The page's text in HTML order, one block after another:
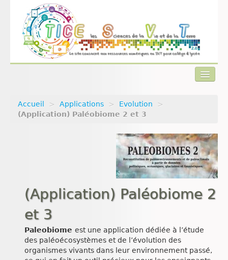
Actualités
Accueil > Applications > Evolution
>
(Application) Paléobiome 2 et 3
(Application) Paléobiome 2
et 3
Paleobiome est une application dédiée à l’étude
des paléoécosystèmes et de l’évolution des
organismes vivants dans leur environnement passé,